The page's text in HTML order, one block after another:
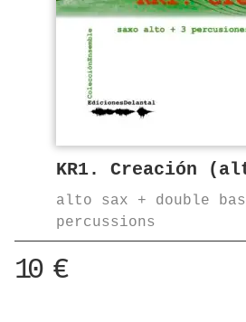
KR1. Creación
alto sax + double
percussions
10 €